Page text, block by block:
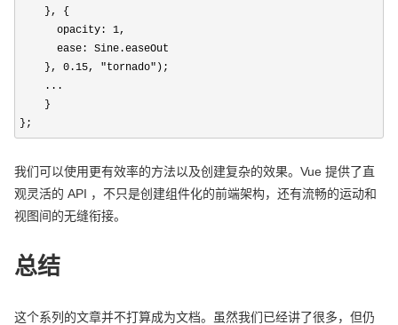
    }, {
      opacity:
1,
      ease: Sine.easeOut
    },
0.15, "tornado" );
    ...
    }
};
我们可以使用更有效率的方法以及创建复杂的效果。Vue 提供了直
观灵活的 API ，不只是创建组件化的前端架构，还有流畅的运动和
视图间的无缝衔接。
总结
这个系列的文章并不打算成为文档。虽然我们已经讲了很多，但仍